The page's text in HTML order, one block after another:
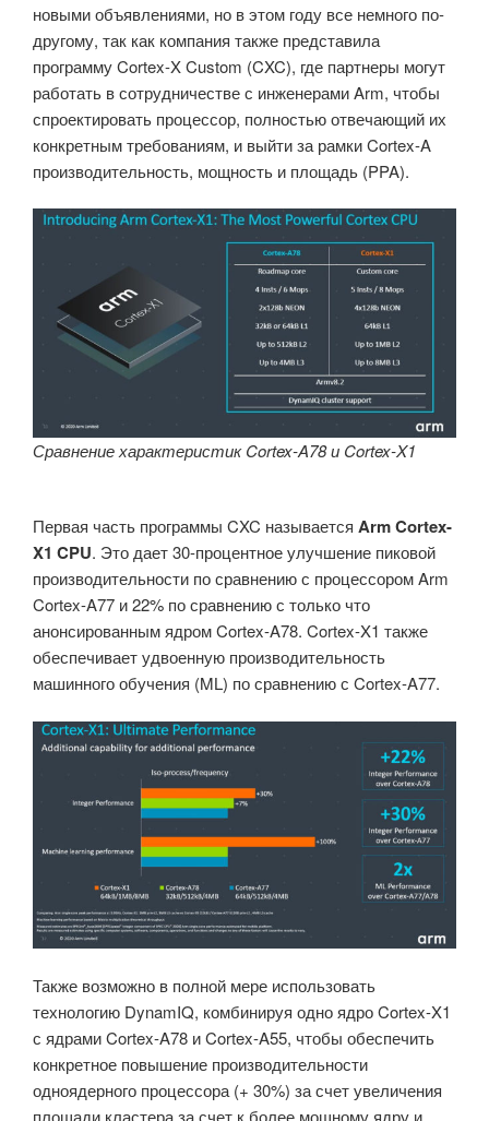
новыми объявлениями, но в этом году все немного по-
другому, так как компания также представила
программу Cortex-X Custom (CXC), где партнеры могут
работать в сотрудничестве с инженерами Arm, чтобы
спроектировать процессор, полностью отвечающий их
конкретным требованиям, и выйти за рамки Cortex-A
производительность, мощность и площадь (PPA).
Сравнение характеристик Cortex-A78 и Cortex-X1
Первая часть программы CXC называется Arm Cortex-
X1 CPU. Это дает 30-процентное улучшение пиковой
производительности по сравнению с процессором Arm
Cortex-A77 и 22% по сравнению с только что
анонсированным ядром Cortex-A78. Cortex-X1 также
обеспечивает удвоенную производительность
машинного обучения (ML) по сравнению с Cortex-A77.
Также возможно в полной мере использовать
технологию DynamIQ, комбинируя одно ядро Cortex-X1
с ядрами Cortex-A78 и Cortex-A55, чтобы обеспечить
конкретное повышение производительности
одноядерного процессора (+ 30%) за счет увеличения
площади кластера за счет к более мощному ядру и